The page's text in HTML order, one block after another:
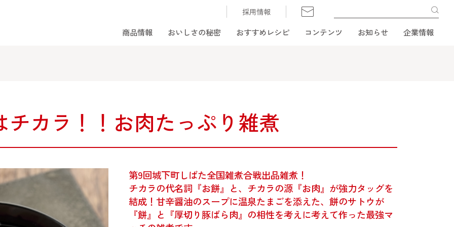
採用情報
商品情報 おいしさの秘密 おすすめレシピ コンテンツ お知らせ 企業情報
チカラ！！お肉たっぷり雑煮
第9回城下町しばた全国雑煮合戦出品雑煮！
チカラの代名詞『お餅』と、チカラの源『お肉』が強力タッグを
結成！甘辛醤油のスープに温泉たまごを添えた、餅のサトウが
『餅』と『厚切り豚ばら肉』の相性を考えに考えて作った最強マ